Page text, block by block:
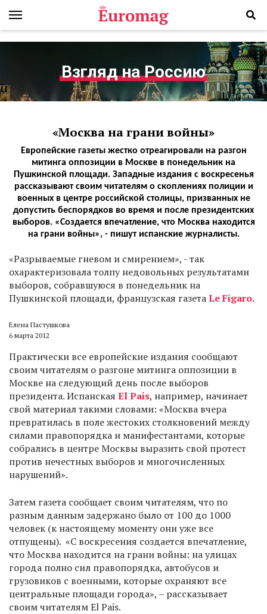
Взгляд на Россию
«Москва на грани войны»
Европейские газеты жестко отреагировали на разгон
митинга оппозиции в Москве в понедельник на
Пушкинской площади. Западные издания с воскресенья
рассказывают своим читателям о скоплениях полиции и
военных в центре российской столицы, призванных не
допустить беспорядков во время и после президентских
выборов. «Создается впечатление, что Москва находится
на грани войны», - пишут испанские журналисты.
«Разрываемые гневом и смирением», - так
охарактеризовала толпу недовольных результатами
выборов, собравшуюся в понедельник на
Пушкинской площади, французская газетаLe Figaro.
Елена Пастушкова
6 марта 2012
Практически все европейские издания сообщают
своим читателям о разгоне митинга оппозиции в
Москве на следующий день после выборов
президента. Испанская El Pais, например, начинает
свой материал такими словами: «Москва вчера
превратилась в поле жестоких столкновений между
силами правопорядка и манифестантами, которые
собрались в центре Москвы выразить свой протест
против нечестных выборов и многочисленных
нарушений».
Затем газета сообщает своим читателям, что по
разным данным задержано было от 100 до 1000
человек (к настоящему моменту они уже все
отпущены). «С воскресения создается впечатление,
что Москва находится на грани войны: на улицах
города полно сил правопорядка, автобусов и
грузовиков с военными, которые охраняют все
центральные площади города», – рассказывает
своим читателям El Pais.